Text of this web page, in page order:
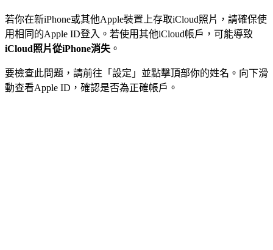
若你在新iPhone或其他Apple裝置上存取iCloud照片，請確保使
用相同的Apple ID登入。若使用其他iCloud帳戶，可能導致
iCloud照片從iPhone消失 。
要檢查此問題，請前往「設定」並點擊頂部你的姓名。向下滑
動查看Apple ID，確認是否為正確帳戶。